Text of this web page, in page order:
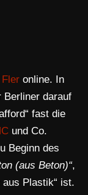
Fler online. In
Berliner darauf
fast die
und Co.
Beginn des
(aus Beton)“,
aus Plastik“ ist.